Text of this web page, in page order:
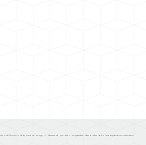
de Mazda Joliette, avec un design moderne et optimisé pour générer des leads et offrir une expérience utilisateur